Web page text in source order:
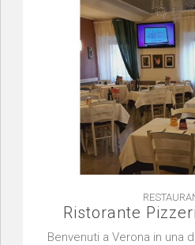
Ristorante
Benvenuti a Verona in una